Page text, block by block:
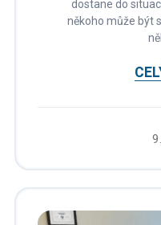
dostane do
někoho může být